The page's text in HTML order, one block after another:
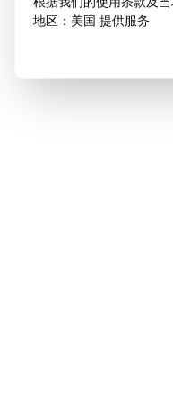
地区：美国 提供服务